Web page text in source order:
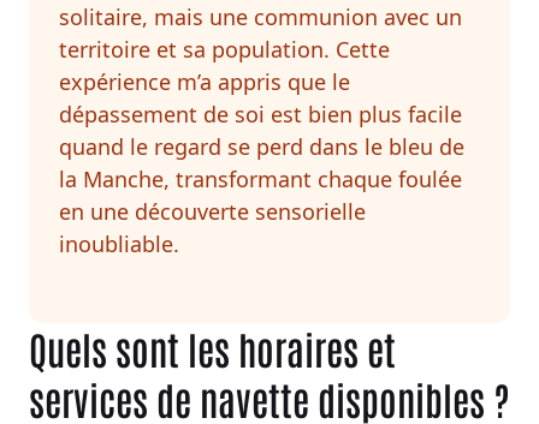
solitaire, mais une communion avec un
territoire et sa population. Cette
expérience m’a appris que le
dépassement de soi est bien plus facile
quand le regard se perd dans le bleu de
la Manche, transformant chaque foulée
en une découverte sensorielle
inoubliable.
Quels sont les horaires et
services de navette disponibles ?